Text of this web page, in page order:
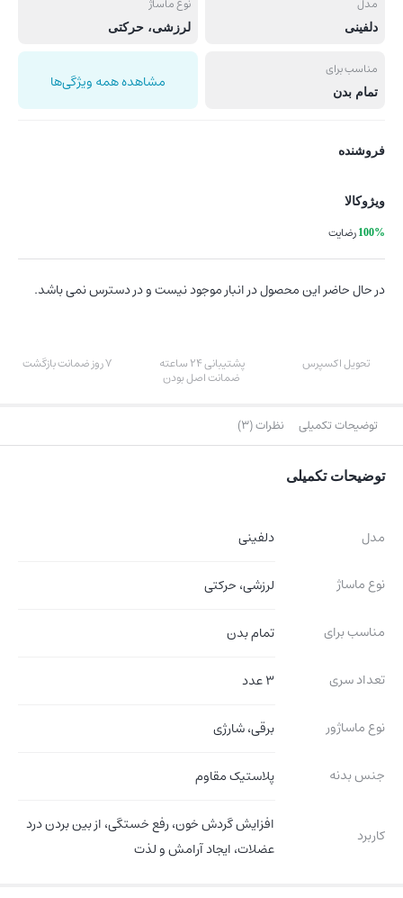
مدل
دلفینی
نوع ماساژ
لرزشی، حرکتی
مناسب برای
تمام بدن مشاهده همه ویژگی‌ها
فروشنده
ویژوکالا
100% رضایت
در حال حاضر این محصول در انبار موجود نیست و در دسترس نمی باشد.
تحویل اکسپرس پشتیبانی 24 ساعته 7 روز ضمانت بازگشت
ضمانت اصل بودن
توضیحات تکمیلی نظرات (3)
توضیحات تکمیلی
مدل دلفینی
نوع ماساژ لرزشی، حرکتی
مناسب برای تمام بدن
تعداد سری 3 عدد
نوع ماساژور برقی، شارژی
جنس بدنه پلاستیک مقاوم
کاربرد
افزایش گردش خون، رفع خستگی، از بین بردن درد
عضلات، ایجاد آرامش و لذت